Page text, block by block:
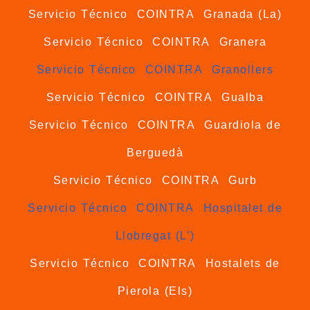
Servicio Técnico COINTRA Granada (La)
Servicio Técnico COINTRA Granera
Servicio Técnico COINTRA Granollers
Servicio Técnico COINTRA Gualba
Servicio Técnico COINTRA Guardiola de
Berguedà
Servicio Técnico COINTRA Gurb
Servicio Técnico COINTRA Hospitalet de
Llobregat (L’)
Servicio Técnico COINTRA Hostalets de
Pierola (Els)